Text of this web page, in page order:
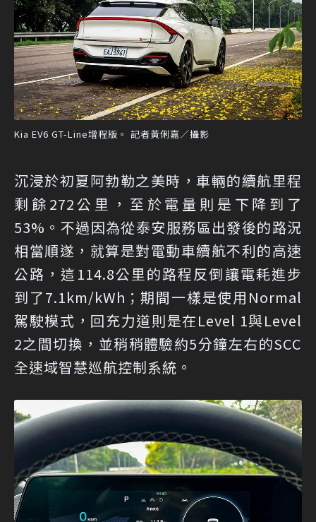
Kia EV6 GT-Line增程版。 記者黃俐嘉／攝影
沉浸於初夏阿勃勒之美時，車輛的續航里程
剩餘272公里，至於電量則是下降到了
53%。不過因為從泰安服務區出發後的路況
相當順遂，就算是對電動車續航不利的高速
公路，這114.8公里的路程反倒讓電耗進步
到了7.1km/kWh；期間一樣是使用Normal
駕駛模式，回充力道則是在Level 1與Level
2之間切換，並稍稍體驗約5分鐘左右的SCC
全速域智慧巡航控制系統。